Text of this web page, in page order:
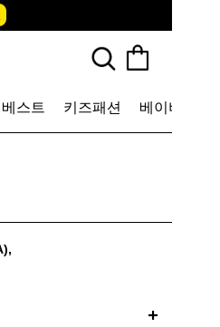
베스트 키즈패션 베이비
,